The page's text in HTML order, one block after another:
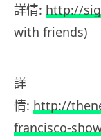
詳情: http://
with friends)
詳
情: http://
francisco-